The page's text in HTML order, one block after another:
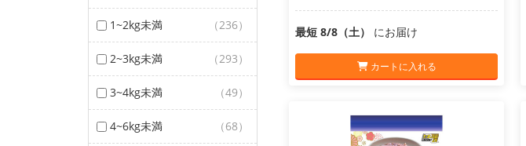
1~2kg未満 （236）
2~3kg未満 （293）
3~4kg未満 （49）
4~6kg未満 （68）
最短 8/8（土） にお届け
カートに入れる